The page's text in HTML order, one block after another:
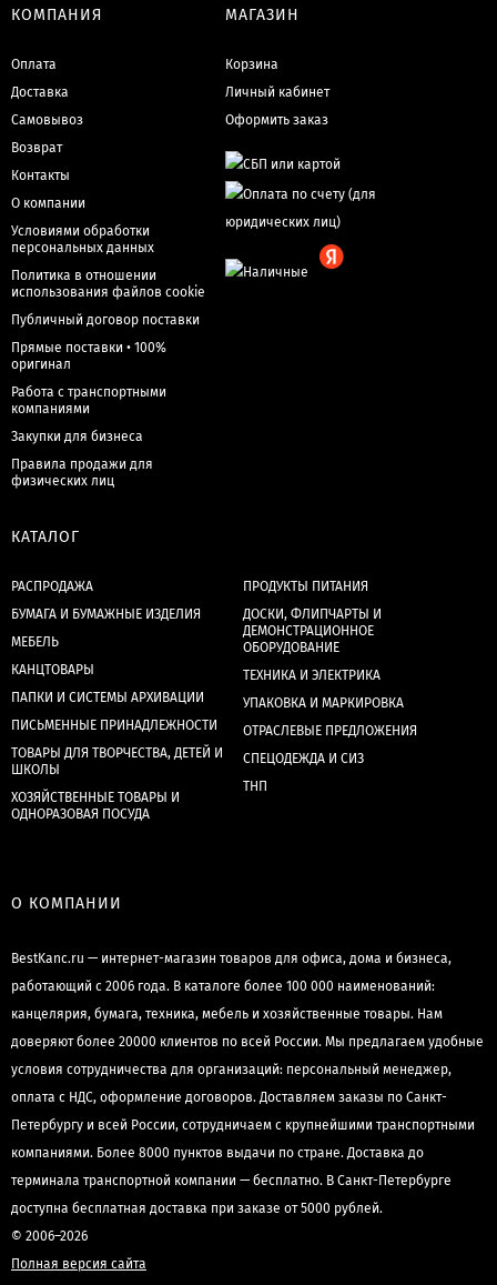
КОМПАНИЯ
Оплата
Доставка
Самовывоз
Возврат
Контакты
О компании
Условиями обработки
персональных данных
Политика в отношении
использования файлов cookie
Публичный договор поставки
Прямые поставки • 100%
оригинал
Работа с транспортными
компаниями
Закупки для бизнеса
Правила продажи для
физических лиц
МАГАЗИН
Корзина
Личный кабинет
Оформить заказ
КАТАЛОГ
РАСПРОДАЖА
БУМАГА И БУМАЖНЫЕ ИЗДЕЛИЯ
МЕБЕЛЬ
КАНЦТОВАРЫ
ПАПКИ И СИСТЕМЫ АРХИВАЦИИ
ПИСЬМЕННЫЕ ПРИНАДЛЕЖНОСТИ
ТОВАРЫ ДЛЯ ТВОРЧЕСТВА, ДЕТЕЙ И
ШКОЛЫ
ХОЗЯЙСТВЕННЫЕ ТОВАРЫ И
ОДНОРАЗОВАЯ ПОСУДА
ПРОДУКТЫ ПИТАНИЯ
ДОСКИ, ФЛИПЧАРТЫ И
ДЕМОНСТРАЦИОННОЕ
ОБОРУДОВАНИЕ
ТЕХНИКА И ЭЛЕКТРИКА
УПАКОВКА И МАРКИРОВКА
ОТРАСЛЕВЫЕ ПРЕДЛОЖЕНИЯ
СПЕЦОДЕЖДА И СИЗ
ТНП
О КОМПАНИИ
BestKanc.ru — интернет-магазин товаров для офиса, дома и бизнеса,
работающий с 2006 года. В каталоге более 100 000 наименований:
канцелярия, бумага, техника, мебель и хозяйственные товары. Нам
доверяют более 20000 клиентов по всей России. Мы предлагаем удобные
условия сотрудничества для организаций: персональный менеджер,
оплата с НДС, оформление договоров. Доставляем заказы по Санкт-
Петербургу и всей России, сотрудничаем с крупнейшими транспортными
компаниями. Более 8000 пунктов выдачи по стране. Доставка до
терминала транспортной компании — бесплатно. В Санкт-Петербурге
доступна бесплатная доставка при заказе от 5000 рублей.
© 2006–2026
Полная версия сайта